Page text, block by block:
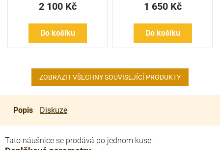
2 100 Kč
Do košíku
1 650 Kč
Do košíku
ZOBRAZIT VŠECHNY SOUVISEJÍCÍ PRODUKTY
Popis Diskuze
Tato náušnice se prodává po jednom kuse.